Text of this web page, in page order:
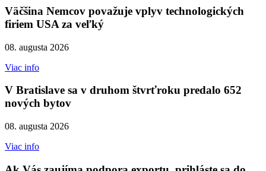
Väčšina Nemcov považuje vplyv technologických
firiem USA za veľký
08. augusta 2026
Viac info
V Bratislave sa v druhom štvrťroku predalo 652
nových bytov
08. augusta 2026
Viac info